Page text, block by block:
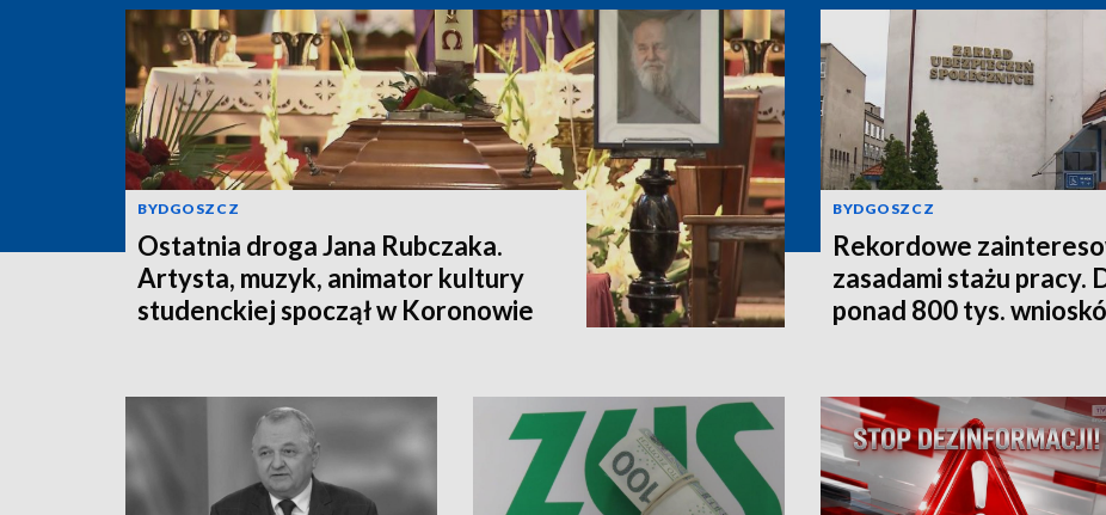
BYDGOSZCZ
Ostatnia droga Jana Rubczaka.
Artysta, muzyk, animator kultury
studenckiej spoczął w Koronowie
BYDGOSZCZ
Rekordowe
zasadami stażu pracy.
ponad 800 tys.